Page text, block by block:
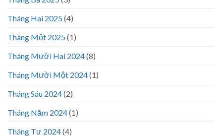
Tháng Hai 2025(4)
Tháng Một 2025(1)
Tháng Mười Hai 2024(8)
Tháng Mười Một 2024(1)
Tháng Sáu 2024(2)
Tháng Năm 2024(1)
Tháng Tư 2024(4)